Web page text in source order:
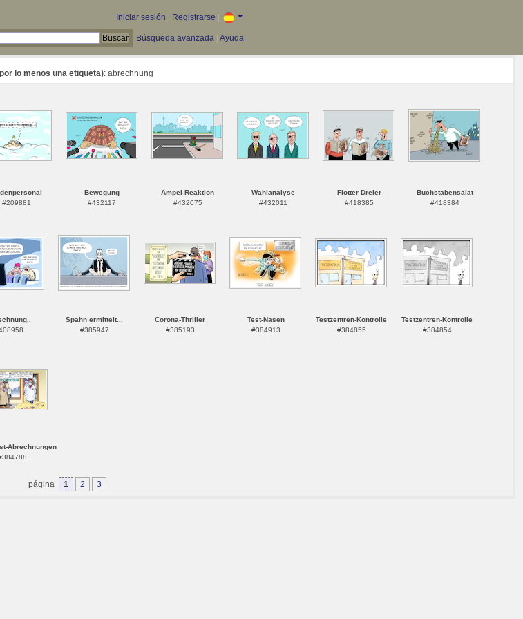
Iniciar sesión Registrarse
Búsqueda avanzada Ayuda
lo menos una etiqueta): abrechnung
#209881
Bewegung
#432117
Ampel-Reaktion
#432075
Wahlanalyse
#432011
Flotter Dreier
#418385
Buchstabensalat
#418384
Spahn ermittelt...
#385947
Corona-Thriller
#385193
Test-Nasen
#384913
Testzentren-Kontrolle
#384855
Testzentren-Kontrolle
#384854
Abrechnungen
página 1 2 3